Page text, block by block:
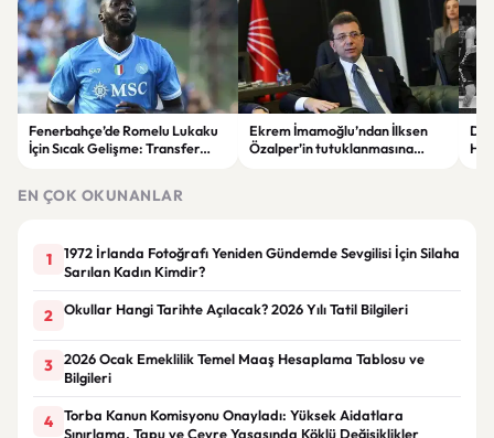
Fenerbahçe’de Romelu Lukaku
İçin Sıcak Gelişme: Transfer
Ekrem İmamoğlu’ndan İlksen
Özalper’in tutuklanmasına
EN ÇOK OKUNANLAR
1
1972 İrlanda Fotoğrafı Yeniden Gündemde Sevgilisi İçin Silaha
Sarılan Kadın Kimdir?
2 Okullar Hangi Tarihte Açılacak? 2026 Yılı Tatil Bilgileri
3
2026 Ocak Emeklilik Temel Maaş Hesaplama Tablosu ve
Bilgileri
4
Torba Kanun Komisyonu Onayladı: Yüksek Aidatlara
Sınırlama, Tapu ve Çevre Yasasında Köklü Değişiklikler